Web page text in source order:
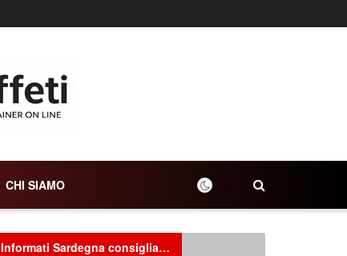
CHI SIAMO
Informati Sardegna consiglia…